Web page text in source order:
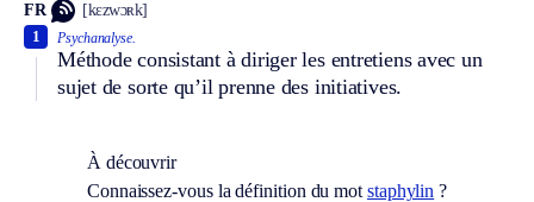
FR [kɛzwɔʀk]
Psychanalyse.
Méthode consistant à diriger les entretiens avec un
sujet de sorte qu’il prenne des initiatives.
1
À découvrir
Connaissez-vous la définition du mot staphylin ?